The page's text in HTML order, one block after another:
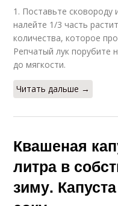
1. Поставьте сковороду
налейте 1/3 часть
количества, которое
Репчатый лук порубите
до мягкости.
Читать дальше →
Квашеная
литра в
зиму.